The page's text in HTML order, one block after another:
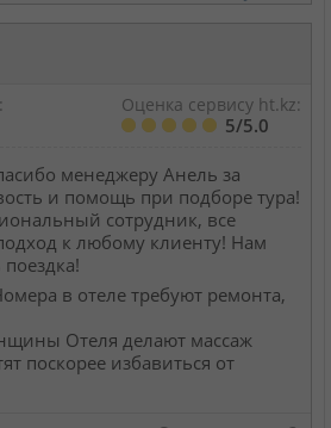
Оценка сервису ht.kz:
5/5.0
менеджеру Анель за
и помощь при подборе тура!
сотрудник, все
к любому клиенту! Нам
в отеле требуют ремонта,
Отеля делают массаж
поскорее избавиться от